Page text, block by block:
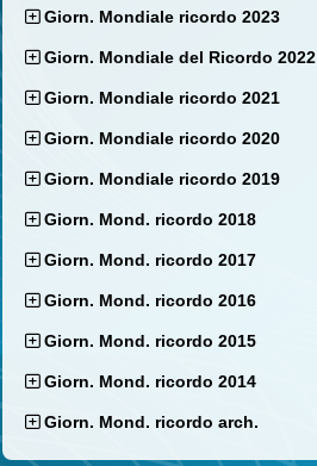
Giorn. Mondiale ricordo 2023
Giorn. Mondiale del Ricordo 2022
Giorn. Mondiale ricordo 2021
Giorn. Mondiale ricordo 2020
Giorn. Mondiale ricordo 2019
Giorn. Mond. ricordo 2018
Giorn. Mond. ricordo 2017
Giorn. Mond. ricordo 2016
Giorn. Mond. ricordo 2015
Giorn. Mond. ricordo 2014
Giorn. Mond. ricordo arch.